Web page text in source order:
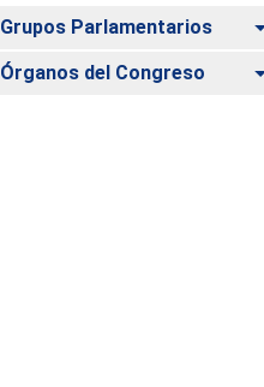
Grupos Parlamentarios
Órganos del Congreso